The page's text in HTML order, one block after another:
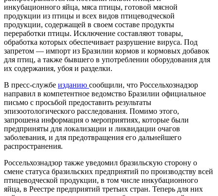
инкубационного яйца, мяса птицы, готовой мясной
продукции из птицы и всех видов птицеводческой
продукции, содержащей в своем составе продукты
переработки птицы. Исключение составляют товары,
обработка которых обеспечивает разрушение вируса. Под
запретом — импорт из Бразилии кормов и кормовых добавок
для птиц, а также бывшего в употреблении оборудования для
их содержания, убоя и разделки.
В пресс-службе изданию сообщили, что Россельхознадзор
направил в компетентное ведомство Бразилии официальное
письмо с просьбой предоставить результаты
эпизоотологического расследования. Помимо этого,
запрошена информация о мероприятиях, которые были
предприняты для локализации и ликвидации очагов
заболевания, и для предотвращения его дальнейшего
распространения.
Россельхознадзор также уведомил бразильскую сторону о
смене статуса бразильских предприятий по производству всей
птицеводческой продукции, в том числе инкубационного
яйца, в Реестре предприятий третьих стран. Теперь для них